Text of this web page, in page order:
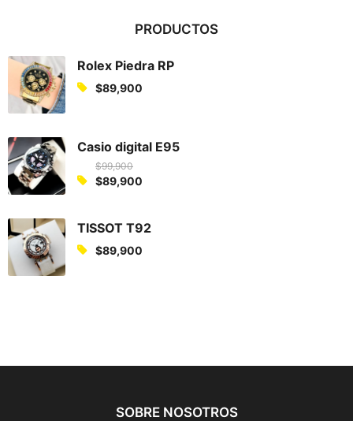
PRODUCTOS
Rolex Piedra RP
$89,900
Casio digital E95
$99,900
O
i
i
$89,900
r
r
i
TISSOT T92
$89,900
SOBRE NOSOTROS